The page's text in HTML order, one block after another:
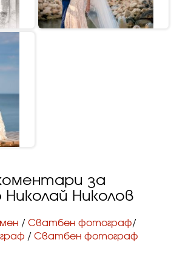
за
Николов
/ Сватбен фотограф/
/ Сватбен фотограф